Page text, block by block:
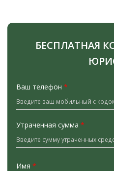
БЕСПЛАТНАЯ
Ваш телефон *
Утраченная сумма *
Имя *